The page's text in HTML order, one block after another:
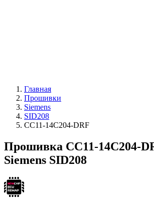
Главная
Прошивки
Siemens
SID208
CC11-14C204-DRF
Прошивка CC11-14C204-
Siemens SID208